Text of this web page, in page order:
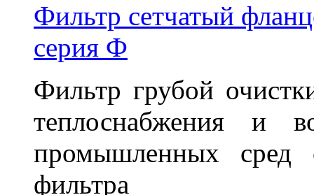
Фильтр сетчатый
серия Ф
Фильтр грубой
теплоснабжения и
промышленных сред
фильтра